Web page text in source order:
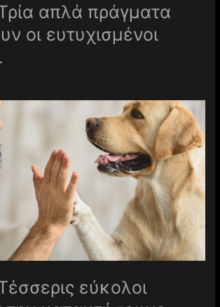
απλά πράγματα
οι ευτυχισμένοι
εύκολοι